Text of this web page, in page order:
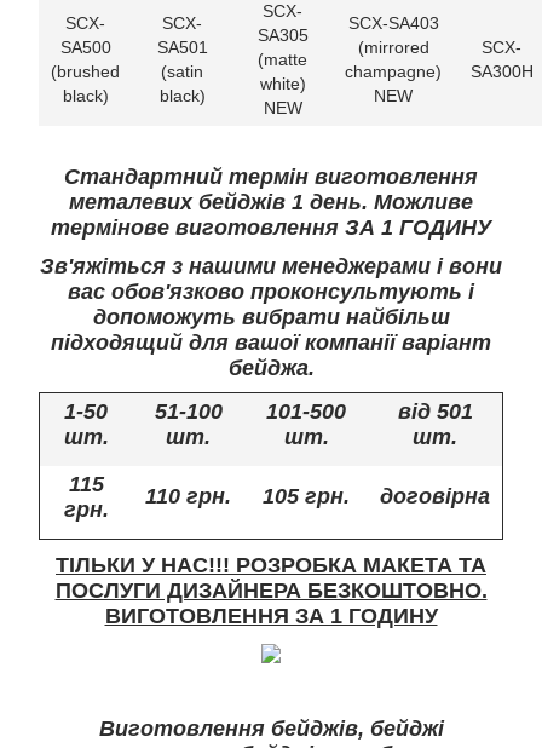
SCX-
SA500
(brushed
black)
SCX-
SA501
(satin
black)
SCX-
SA305
(matte
white)
NEW
SCX-SA403
(mirrored
champagne)
NEW
SCX-
SA300H
Стандартний термін виготовлення
металевих бейджів 1 день. Можливе
термінове виготовлення ЗА 1 ГОДИНУ
Зв'яжіться з нашими менеджерами і вони
вас обов'язково проконсультують і
допоможуть вибрати найбільш
підходящий для вашої компанії варіант
бейджа.
1-50
шт.
51-100
шт.
101-500
шт.
від 501
шт.
115
грн.
110 грн. 105 грн. договірна
ТІЛЬКИ У НАС!!! РОЗРОБКА МАКЕТА ТА
ПОСЛУГИ ДИЗАЙНЕРА БЕЗКОШТОВНО.
ВИГОТОВЛЕННЯ ЗА 1 ГОДИНУ
Виготовлення бейджів, бейджі